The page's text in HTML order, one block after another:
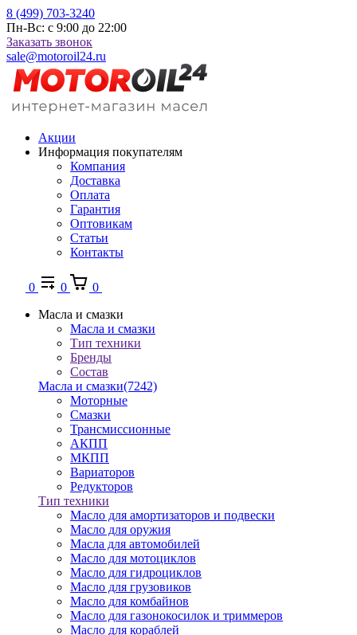
8 (499) 703-3240
Пн-Вс: с 9:00 до 22:00
Заказать звонок
sale@motoroil24.ru
Акции
Информация покупателям
Компания
Доставка
Оплата
Гарантия
Оптовикам
Статьи
Контакты
0 0
0
Масла и смазки
Масла и смазки
Тип техники
Бренды
Состав
Масла и смазки(7242)
Моторные
Смазки
Трансмиссионные
АКПП
МКПП
Вариаторов
Редукторов
Тип техники
Масло для амортизаторов и подвески
Масло для оружия
Масла для автомобилей
Масло для мотоциклов
Масло для гидроциклов
Масло для грузовиков
Масло для комбайнов
Масло для газонокосилок и триммеров
Масло для кораблей